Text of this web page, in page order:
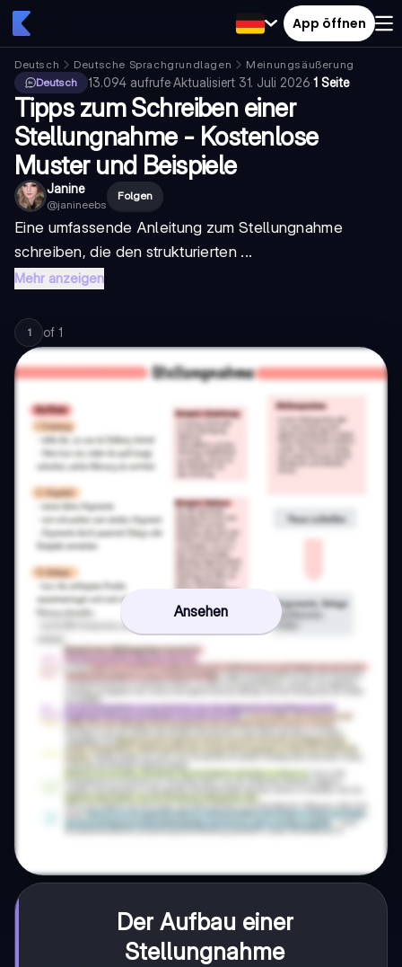
App öffnen
Deutsch Deutsche Sprachgrundlagen
Meinungsäußerung
Deutsch
13.094 aufrufe·Aktualisiert 31. Juli 2026·1 Seite
Tipps zum Schreiben einer
Stellungnahme - Kostenlose
Muster und Beispiele
Janine
@janineebs
Folgen
Eine umfassende Anleitung zum Stellungnahme
schreiben, die den strukturierten ...
Mehr anzeigen
1 of 1
Ansehen
Der Aufbau einer
Stellungnahme